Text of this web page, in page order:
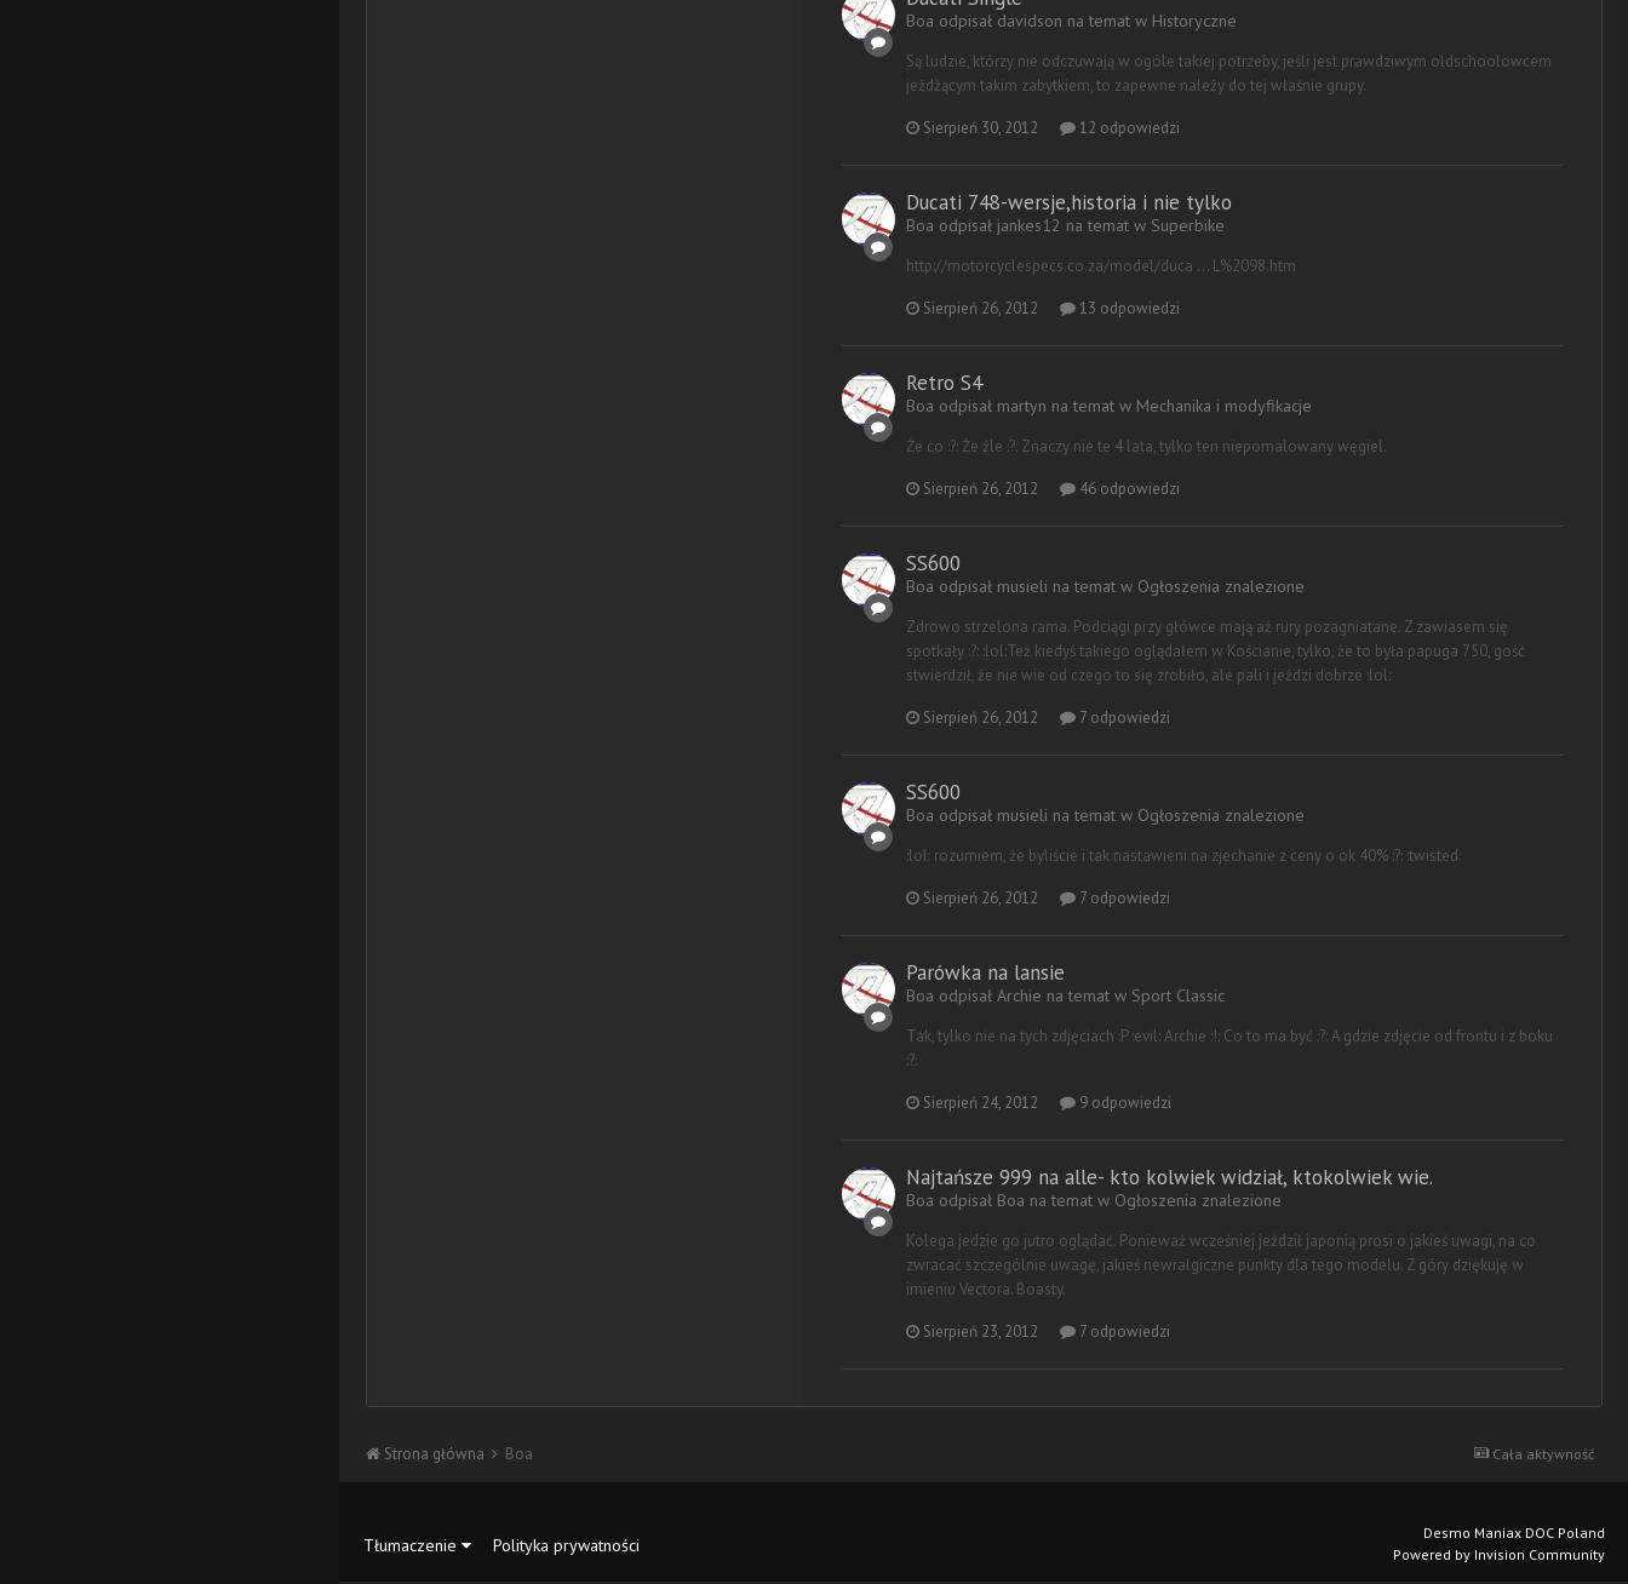
Boa odpisał davidson na temat w Historyczne
Są ludzie, którzy nie odczuwają w ogóle takiej potrzeby, jeśli jest prawdziwym oldschoolowcem
jeżdżącym takim zabytkiem, to zapewne należy do tej właśnie grupy.
Sierpień 30, 2012 12 odpowiedzi
Ducati 748-wersje,historia i nie tylko
Boa odpisał jankes12 na temat w Superbike
http://motorcyclespecs.co.za/model/duca ... L%2098.htm
Sierpień 26, 2012 13 odpowiedzi
Retro S4
Boa odpisał martyn na temat w Mechanika i modyfikacje
Że co :?: Że źle :?: Znaczy nie te 4 lata, tylko ten niepomalowany węgiel.
Sierpień 26, 2012 46 odpowiedzi
SS600
Boa odpisał musieli na temat w Ogłoszenia znalezione
Zdrowo strzelona rama. Podciągi przy główce mają aż rury pozagniatane. Z zawiasem się
spotkały :?: :lol:Też kiedyś takiego oglądałem w Kościanie, tylko, że to była papuga 750, gość
stwierdził, że nie wie od czego to się zrobiło, ale pali i jeździ dobrze :lol:
Sierpień 26, 2012 7 odpowiedzi
SS600
Boa odpisał musieli na temat w Ogłoszenia znalezione
:lol: rozumiem, że byliście i tak nastawieni na zjechanie z ceny o ok 40% :?: :twisted:
Sierpień 26, 2012 7 odpowiedzi
Parówka na lansie
Boa odpisał Archie na temat w Sport Classic
Tak, tylko nie na tych zdjęciach :P :evil: Archie :!: Co to ma być :?: A gdzie zdjęcie od frontu i z boku
:?:
Sierpień 24, 2012 9 odpowiedzi
Najtańsze 999 na alle- kto kolwiek widział, ktokolwiek wie.
Boa odpisał Boa na temat w Ogłoszenia znalezione
Kolega jedzie go jutro oglądać. Ponieważ wcześniej jeździł japonią prosi o jakieś uwagi, na co
zwracać szczególnie uwagę, jakieś newralgiczne punkty dla tego modelu. Z góry dziękuję w
imieniu Vectora. Boasty.
Sierpień 23, 2012 7 odpowiedzi
Cała aktywność
Strona główna Boa
Tłumaczenie Polityka prywatności
Desmo Maniax DOC Poland
Powered by Invision Community